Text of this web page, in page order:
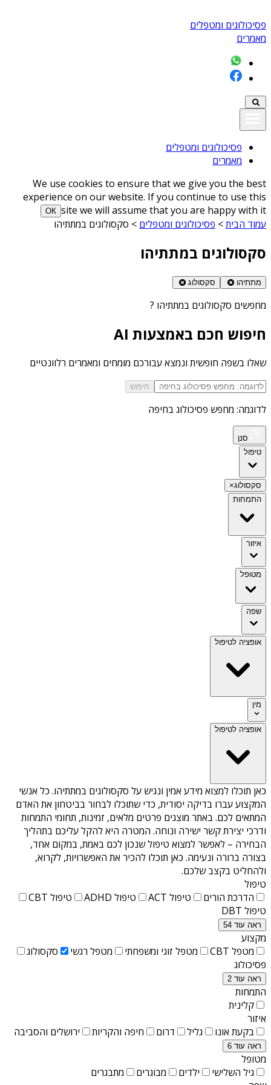
פסיכולוגים ומטפלים
מאמרים
פסיכולוגים ומטפלים
מאמרים
We use cookies to ensure that we give you the best
experience on our website. If you continue to use this
site we will assume that you are happy with it
ОК
עמוד הבית> פסיכולוגים ומטפלים > סקסולוגים במתתיהו
סקסולוגים במתתיהו
מתתיהו סקסולוג
מחפשים סקסולוגים במתתיהו ?
חיפוש חכם באמצעות AI
שאלו בשפה חופשית ונמצא עבורכם מומחים ומאמרים רלוונטיים
חיפוש
לדוגמה: מחפש פסיכולוג בחיפה
סנן
טיפול
סקסולוג×
התמחות
איזור
מטופל
שפה
אופציה לטיפול
מין
אופציה לטיפול
כאן תוכלו למצוא מידע אמין ונגיש על סקסולוגים במתתיהו. כל אנשי
המקצוע עברו בדיקה יסודית, כדי שתוכלו לבחור בביטחון את האדם
המתאים לכם. באתר מוצגים פרטים מלאים, זמינות, תחומי התמחות
ודרכי יצירת קשר ישירה ונוחה. המטרה היא להקל עליכם בתהליך
הבחירה – לאפשר למצוא טיפול שנכון לכם באמת, במקום אחד,
בצורה ברורה ונעימה. כאן תוכלו להכיר את האפשרויות, לקרוא,
ולהחליט בקצב שלכם.
טיפול
הדרכת הורים
טיפול ACT טיפול ADHD
טיפול CBT
טיפול DBT
ראה עוד 54
מקצוע
מטפל CBT
מטפל זוגי ומשפחתי מטפל רגשי
סקסולוג
פסיכולוג
ראה עוד 2
התמחות
קלינית
איזור
בקעת אונו
גליל דרום חיפה והקריות ירושלים והסביבה
ראה עוד 6
מטופל
גיל השלישי
ילדים מבוגרים
מתבגרים